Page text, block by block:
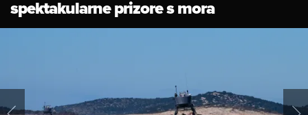
spektakularne prizore s mora